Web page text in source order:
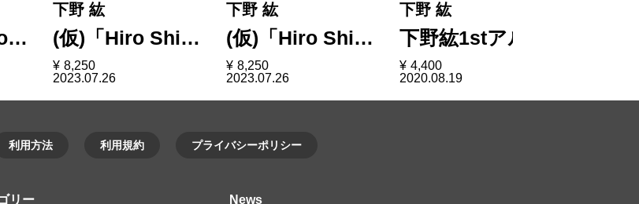
下野 紘
(仮)「Hiro Shi…
¥ 8,250
2023.07.26
下野 紘
(仮)「Hiro Shi…
¥ 8,250
2023.07.26
下野 紘
下野紘1stアル…
¥ 4,400
2020.08.19
利用方法 利用規約 プライバシーポリシー
リー News